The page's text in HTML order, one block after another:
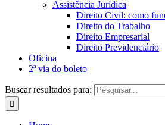
Assistência Jurídica
Direito Civil: como
Direito do Trabalho
Direito Empresarial
Direito Previdenciário
Oficina
2ª via do boleto
Buscar resultados para: